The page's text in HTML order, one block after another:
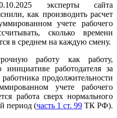
эксперты сайта
как производить расчет
учете рабочего
сколько времени
в среднем на каждую смену.
работу как работу,
работодателя за
продолжительности
учете рабочего
работа сверх нормального
период (часть 1 ст. 99 ТК РФ).